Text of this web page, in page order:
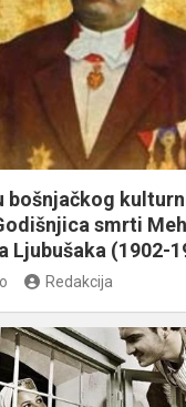
bošnjačkog
smrti
Ljubušaka (1902-
Redakcija